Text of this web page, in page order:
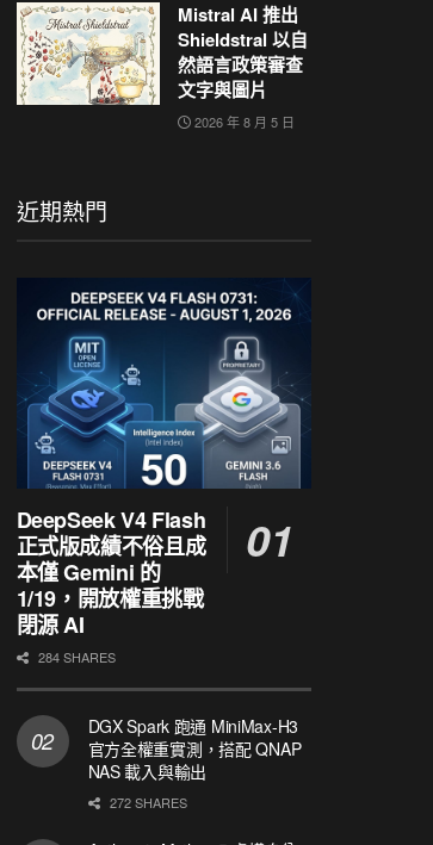
Mistral AI 推出
Shieldstral 以自
然語言政策審查
文字與圖片
2026 年 8 月 5 日
近期熱門
DeepSeek V4 Flash
正式版成績不俗且成
本僅 Gemini 的
1/19，開放權重挑戰
閉源 AI
284 SHARES
DGX Spark 跑通 MiniMax-H3
官方全權重實測，搭配 QNAP
NAS 載入與輸出
272 SHARES